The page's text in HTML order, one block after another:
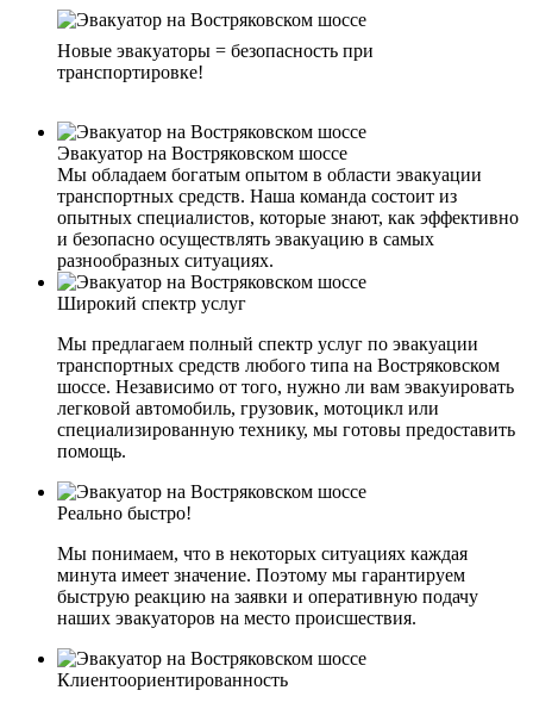
Новые эвакуаторы = безопасность при
транспортировке!
Эвакуатор на Востряковском шоссе
Мы обладаем богатым опытом в области эвакуации
транспортных средств. Наша команда состоит из
опытных специалистов, которые знают, как эффективно
и безопасно осуществлять эвакуацию в самых
разнообразных ситуациях.
Широкий спектр услуг
Мы предлагаем полный спектр услуг по эвакуации
транспортных средств любого типа на Востряковском
шоссе. Независимо от того, нужно ли вам эвакуировать
легковой автомобиль, грузовик, мотоцикл или
специализированную технику, мы готовы предоставить
помощь.
Реально быстро!
Мы понимаем, что в некоторых ситуациях каждая
минута имеет значение. Поэтому мы гарантируем
быструю реакцию на заявки и оперативную подачу
наших эвакуаторов на место происшествия.
Клиентоориентированность